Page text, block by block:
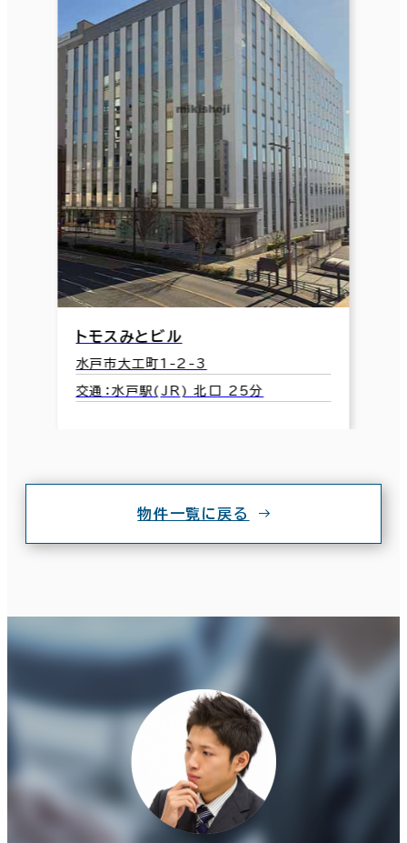
トモスみとビル
水戸市大工町1-2-3
交通：水戸駅(JR) 北口 25分
物件一覧に戻る